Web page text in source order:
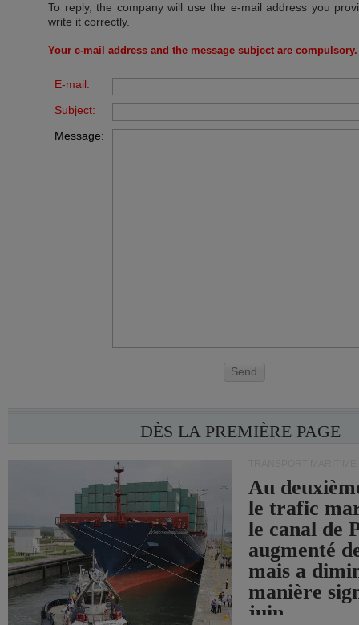
To reply, the company will use the e-mail address you
write it correctly.
Your e-mail address and the message subject are compulsory.
E-mail:
Subject:
Message:
Send
DÈS LA PREMIÈRE PAGE
Au
le trafic
le canal de
augmenté
mais a
manière
juin.